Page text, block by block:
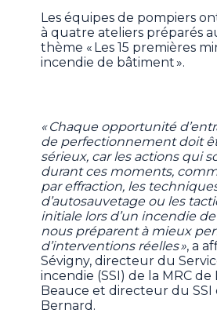
Les équipes de pompiers
à quatre ateliers préparés
thème « Les 15 premières
incendie de bâtiment ».
« Chaque opportunité
de perfectionnement doit
sérieux, car les actions qui
durant ces moments,
par effraction, les
d’autosauvetage ou les
initiale lors d’un incendie
nous préparent à mieux
d’interventions réelles », a
Sévigny, directeur du
incendie (SSI) de la MRC
Beauce et directeur du SSI
Bernard.